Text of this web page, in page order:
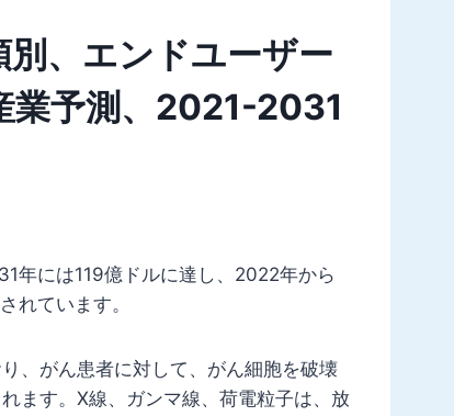
、エンドユーザー
業予測、2021-2031
年には119億ドルに達し、2022年から
れています。
、がん患者に対して、がん細胞を破壊
ます。X線、ガンマ線、荷電粒子は、放